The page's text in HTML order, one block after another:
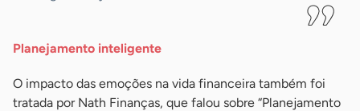
Planejamento inteligente
O impacto das emoções na vida financeira também foi
tratada por Nath Finanças, que falou sobre “Planejamento